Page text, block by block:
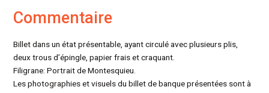
Commentaire
Billet dans un état présentable, ayant circulé avec plusieurs plis,
deux trous d’épingle, papier frais et craquant.
Filigrane: Portrait de Montesquieu.
Les photographies et visuels du billet de banque présentées sont à